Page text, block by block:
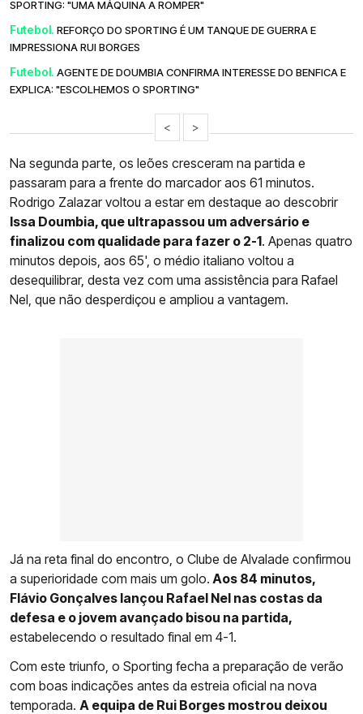
SPORTING: "UMA MÁQUINA A ROMPER"
Futebol. REFORÇO DO SPORTING É UM TANQUE DE GUERRA E
IMPRESSIONA RUI BORGES
Futebol. AGENTE DE DOUMBIA CONFIRMA INTERESSE DO BENFICA E
EXPLICA: "ESCOLHEMOS O SPORTING"
< >
Na segunda parte, os leões cresceram na partida e
passaram para a frente do marcador aos 61 minutos.
Rodrigo Zalazar voltou a estar em destaque ao descobrir
Issa Doumbia, que ultrapassou um adversário e
finalizou com qualidade para fazer o 2-1. Apenas quatro
minutos depois, aos 65', o médio italiano voltou a
desequilibrar, desta vez com uma assistência para Rafael
Nel, que não desperdiçou e ampliou a vantagem.
Já na reta final do encontro, o Clube de Alvalade confirmou
a superioridade com mais um golo. Aos 84 minutos,
Flávio Gonçalves lançou Rafael Nel nas costas da
defesa e o jovem avançado bisou na partida,
estabelecendo o resultado final em 4-1.
Com este triunfo, o Sporting fecha a preparação de verão
com boas indicações antes da estreia oficial na nova
temporada. A equipa de Rui Borges mostrou deixou